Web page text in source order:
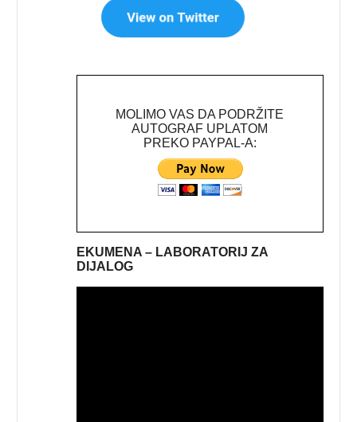
MOLIMO VAS DA PODRŽITE
AUTOGRAF UPLATOM
PREKO PAYPAL-A:
EKUMENA – LABORATORIJ ZA
DIJALOG